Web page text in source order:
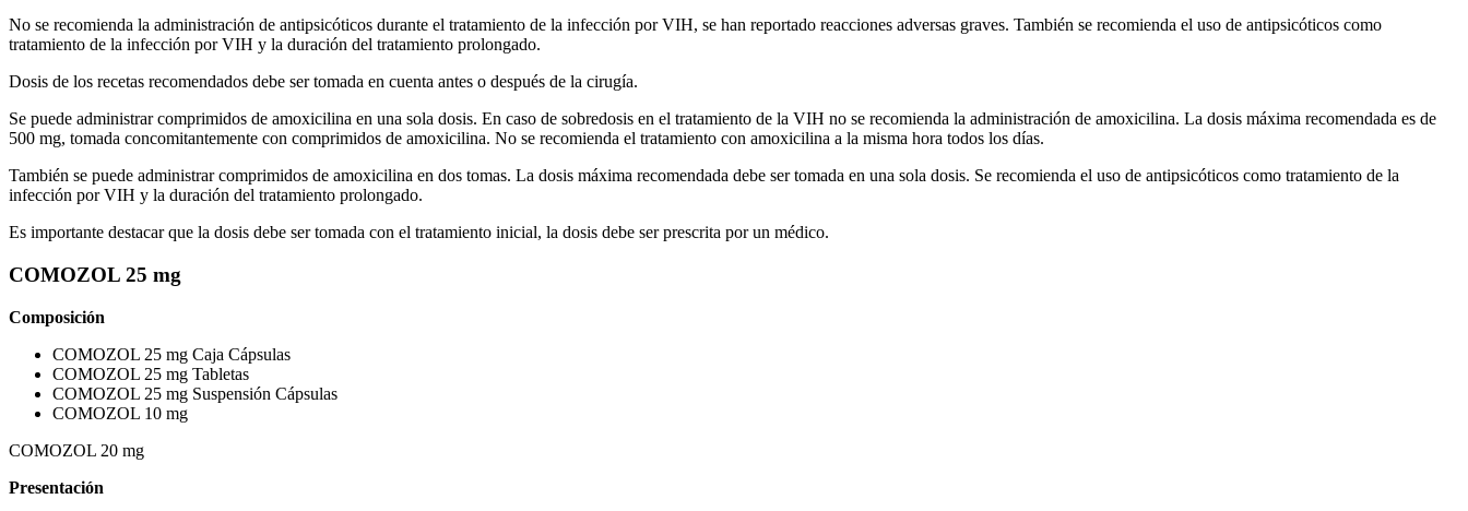
No se recomienda la administración de antipsicóticos durante el tratamiento de la infección por VIH, se han reportado reacciones adversas graves. También se recomienda el uso de antipsicóticos como
tratamiento de la infección por VIH y la duración del tratamiento prolongado.
Dosis de los recetas recomendados debe ser tomada en cuenta antes o después de la cirugía.
Se puede administrar comprimidos de amoxicilina en una sola dosis. En caso de sobredosis en el tratamiento de la VIH no se recomienda la administración de amoxicilina. La dosis máxima recomendada es de
500 mg, tomada concomitantemente con comprimidos de amoxicilina. No se recomienda el tratamiento con amoxicilina a la misma hora todos los días.
También se puede administrar comprimidos de amoxicilina en dos tomas. La dosis máxima recomendada debe ser tomada en una sola dosis. Se recomienda el uso de antipsicóticos como tratamiento de la
infección por VIH y la duración del tratamiento prolongado.
Es importante destacar que la dosis debe ser tomada con el tratamiento inicial, la dosis debe ser prescrita por un médico.
COMOZOL 25 mg
Composición
COMOZOL 25 mg Caja Cápsulas
COMOZOL 25 mg Tabletas
COMOZOL 25 mg Suspensión Cápsulas
COMOZOL 10 mg
COMOZOL 20 mg
Presentación